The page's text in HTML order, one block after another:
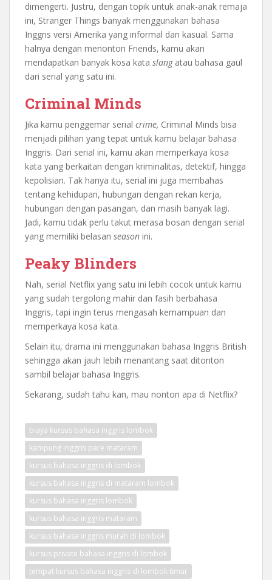
dimengerti. Justru, dengan topik untuk anak-anak remaja
ini, Stranger Things banyak menggunakan bahasa
Inggris versi Amerika yang informal dan kasual. Sama
halnya dengan menonton Friends, kamu akan
mendapatkan banyak kosa kata slang atau bahasa gaul
dari serial yang satu ini.
Criminal Minds
Jika kamu penggemar serial crime, Criminal Minds bisa
menjadi pilihan yang tepat untuk kamu belajar bahasa
Inggris. Dari serial ini, kamu akan memperkaya kosa
kata yang berkaitan dengan kriminalitas, detektif, hingga
kepolisian. Tak hanya itu, serial ini juga membahas
tentang kehidupan, hubungan dengan rekan kerja,
hubungan dengan pasangan, dan masih banyak lagi.
Jadi, kamu tidak perlu takut merasa bosan dengan serial
yang memiliki belasan season ini.
Peaky Blinders
Nah, serial Netflix yang satu ini lebih cocok untuk kamu
yang sudah tergolong mahir dan fasih berbahasa
Inggris, tapi ingin terus mengasah kemampuan dan
memperkaya kosa kata.
Selain itu, drama ini menggunakan bahasa Inggris British
sehingga akan jauh lebih menantang saat ditonton
sambil belajar bahasa Inggris.
Sekarang, sudah tahu kan, mau nonton apa di Netflix?
biaya kursus bahasa inggris lombok
kampung inggris pare mataram
kursus bahasa inggris di lombok
kursus bahasa inggris di mataram lombok
kursus bahasa inggris lombok
kursus bahasa inggris mataram
kursus bahasa inggris murah di lombok
kursus private bahasa inggris di lombok
tempat kursus bahasa inggris di lombok timur